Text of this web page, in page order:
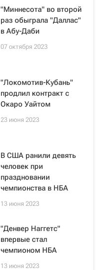
"Миннесота" во второй
раз обыграла "Даллас"
в Абу-Даби
07 октября 2023
"Локомотив-Кубань"
продлил контракт с
Окаро Уайтом
23 июня 2023
В США ранили девять
человек при
праздновании
чемпионства в НБА
13 июня 2023
"Денвер Наггетс"
впервые стал
чемпионом НБА
13 июня 2023